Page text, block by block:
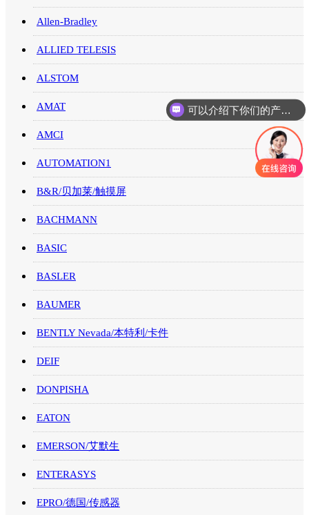
Allen-Bradley
ALLIED TELESIS
ALSTOM
AMAT
AMCI
AUTOMATION1
B&R/贝加莱/触摸屏
BACHMANN
BASIC
BASLER
BAUMER
BENTLY Nevada/本特利/卡件
DEIF
DONPISHA
EATON
EMERSON/艾默生
ENTERASYS
EPRO/德国/传感器
可以介绍下你们的产品么
你们是怎么收费的呢